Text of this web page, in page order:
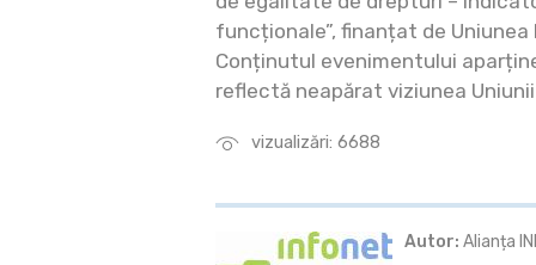
vizualizări: 6688
funcționale”, finanțat de Uniunea
Conținutul evenimentului
reflectă neapărat viziunea
Autor: Alianța